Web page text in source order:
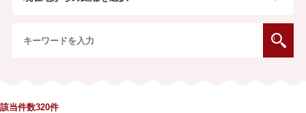
該当件数320件